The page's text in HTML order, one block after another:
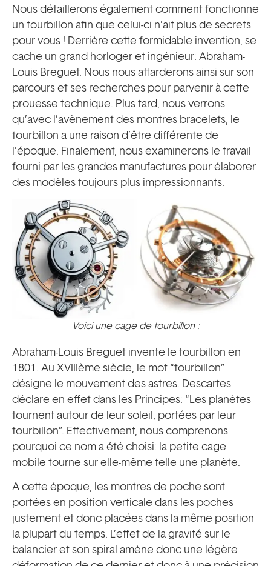
Nous détaillerons également comment fonctionne
un tourbillon afin que celui-ci n’ait plus de secrets
pour vous ! Derrière cette formidable invention, se
cache un grand horloger et ingénieur: Abraham-
Louis Breguet. Nous nous attarderons ainsi sur son
parcours et ses recherches pour parvenir à cette
prouesse technique. Plus tard, nous verrons
qu’avec l’avènement des montres bracelets, le
tourbillon a une raison d’être différente de
l’époque. Finalement, nous examinerons le travail
fourni par les grandes manufactures pour élaborer
des modèles toujours plus impressionnants.
Voici une cage de tourbillon :
Abraham-Louis Breguet invente le tourbillon en
1801. Au XVIIIème siècle, le mot “tourbillon”
désigne le mouvement des astres. Descartes
déclare en effet dans les Principes: “Les planètes
tournent autour de leur soleil, portées par leur
tourbillon”. Effectivement, nous comprenons
pourquoi ce nom a été choisi: la petite cage
mobile tourne sur elle-même telle une planète.
A cette époque, les montres de poche sont
portées en position verticale dans les poches
justement et donc placées dans la même position
la plupart du temps. L’effet de la gravité sur le
balancier et son spiral amène donc une légère